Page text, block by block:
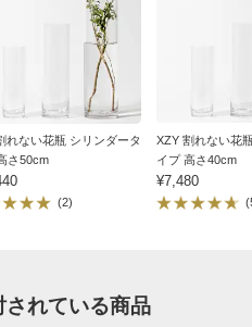
れない花瓶 シリンダータ
さ50cm
(2)
XZY 割れない花
イプ 高さ40cm
¥7,480
されている商品